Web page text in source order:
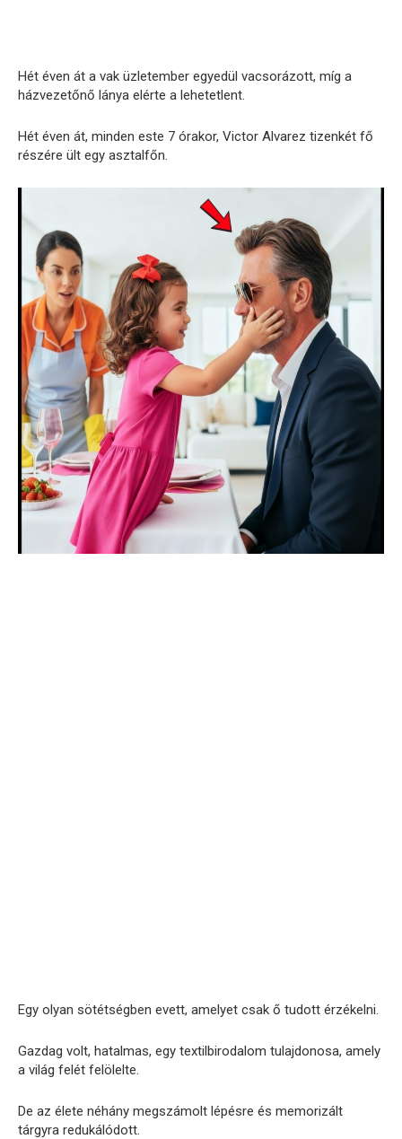
Hét éven át a vak üzletember egyedül vacsorázott, míg a
házvezetőnő lánya elérte a lehetetlent.
Hét éven át, minden este 7 órakor, Victor Alvarez tizenkét fő
részére ült egy asztalfőn.
Egy olyan sötétségben evett, amelyet csak ő tudott érzékelni.
Gazdag volt, hatalmas, egy textilbirodalom tulajdonosa, amely
a világ felét felölelte.
De az élete néhány megszámolt lépésre és memorizált
tárgyra redukálódott.